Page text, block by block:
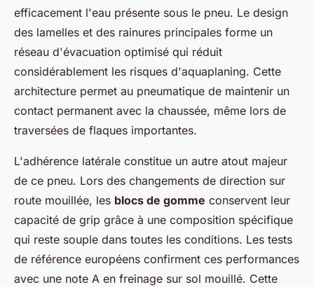
efficacement l'eau présente sous le pneu. Le design
des lamelles et des rainures principales forme un
réseau d'évacuation optimisé qui réduit
considérablement les risques d'aquaplaning. Cette
architecture permet au pneumatique de maintenir un
contact permanent avec la chaussée, même lors de
traversées de flaques importantes.
L'adhérence latérale constitue un autre atout majeur
de ce pneu. Lors des changements de direction sur
route mouillée, les blocs de gomme conservent leur
capacité de grip grâce à une composition spécifique
qui reste souple dans toutes les conditions. Les tests
de référence européens confirment ces performances
avec une note A en freinage sur sol mouillé. Cette